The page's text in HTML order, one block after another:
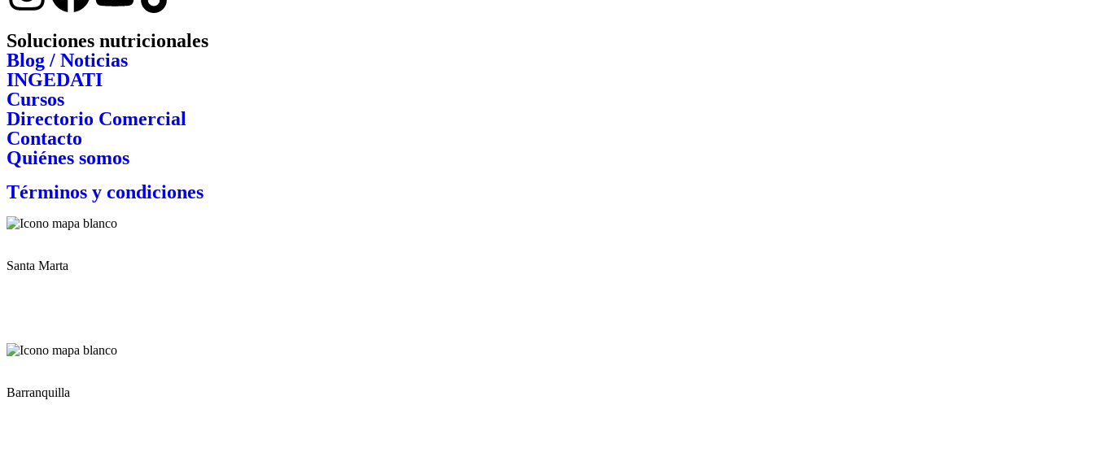
Soluciones nutricionales
Blog / Noticias
INGEDATI
Cursos
Directorio Comercial
Contacto
Quiénes somos
Términos y condiciones
Santa Marta
Barranquilla